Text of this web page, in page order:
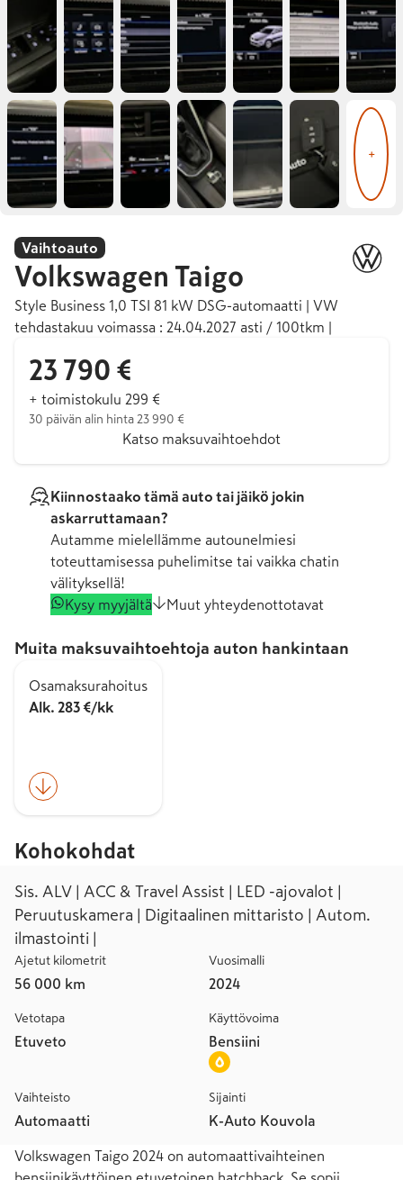
+
Vaihtoauto
Volkswagen Taigo
Style Business 1,0 TSI 81 kW DSG-automaatti | VW
tehdastakuu voimassa : 24.04.2027 asti / 100tkm |
23 790 €
+ toimistokulu 299 €
30 päivän alin hinta 23 990 €
Katso maksuvaihtoehdot
Kiinnostaako tämä auto tai jäikö jokin
askarruttamaan?
Autamme mielellämme autounelmiesi
toteuttamisessa puhelimitse tai vaikka chatin
välityksellä!
Kysy myyjältä
Muut yhteydenottotavat
Muita maksuvaihtoehtoja auton hankintaan
Osamaksurahoitus
Alk. 283 €/kk
Kohokohdat
Sis. ALV | ACC & Travel Assist | LED -ajovalot |
Peruutuskamera | Digitaalinen mittaristo | Autom.
ilmastointi |
Ajetut kilometrit
56 000 km
Vuosimalli
2024
Vetotapa
Etuveto
Käyttövoima
Bensiini
Vaihteisto
Automaatti
Sijainti
K-Auto Kouvola
Volkswagen Taigo 2024 on automaattivaihteinen